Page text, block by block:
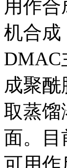
用作
机合成
DMAC
成聚
取蒸馏
面。目